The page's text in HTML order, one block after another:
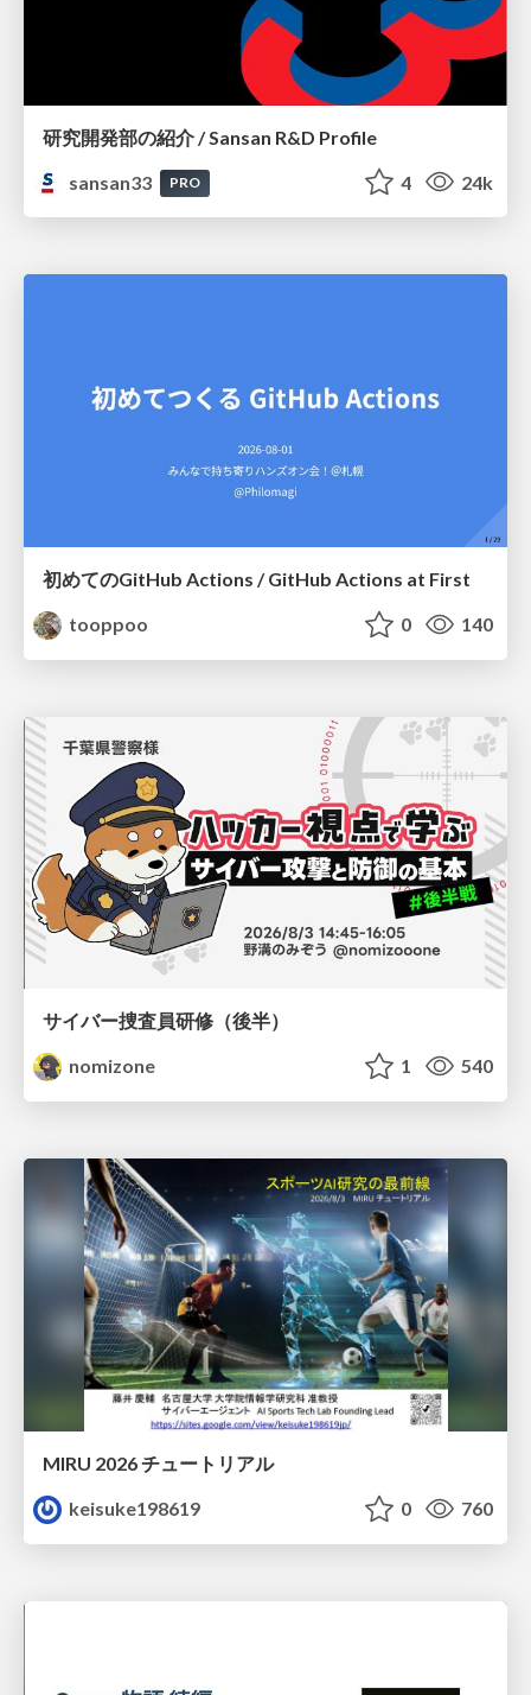
研究開発部の紹介 / Sansan R&D Profile
sansan33
PRO 4 24k
初めてのGitHub Actions / GitHub Actions at First
tooppoo
0 140
サイバー捜査員研修（後半）
nomizone
1 540
MIRU 2026 チュートリアル
keisuke198619
0 760